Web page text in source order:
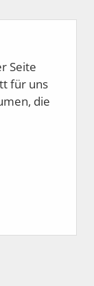
Seite
für uns
die